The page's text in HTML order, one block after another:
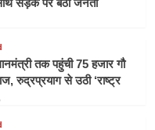
तक पहुंची 75 हजार गौ
रुद्रप्रयाग से उठी ‘राष्ट्र